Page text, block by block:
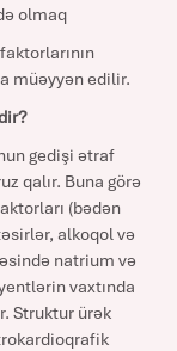
olmaq
müəyyən edilir.
gedişi ətraf
qalır. Buna görə
(bədən
alkoqol və
natrium və
vaxtında
Struktur ürək